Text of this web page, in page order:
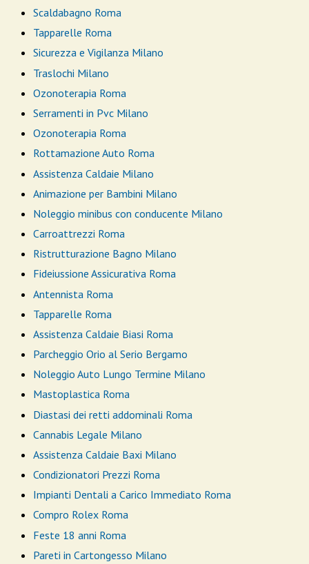
Scaldabagno Roma
Tapparelle Roma
Sicurezza e Vigilanza Milano
Traslochi Milano
Ozonoterapia Roma
Serramenti in Pvc Milano
Ozonoterapia Roma
Rottamazione Auto Roma
Assistenza Caldaie Milano
Animazione per Bambini Milano
Noleggio minibus con conducente Milano
Carroattrezzi Roma
Ristrutturazione Bagno Milano
Fideiussione Assicurativa Roma
Antennista Roma
Tapparelle Roma
Assistenza Caldaie Biasi Roma
Parcheggio Orio al Serio Bergamo
Noleggio Auto Lungo Termine Milano
Mastoplastica Roma
Diastasi dei retti addominali Roma
Cannabis Legale Milano
Assistenza Caldaie Baxi Milano
Condizionatori Prezzi Roma
Impianti Dentali a Carico Immediato Roma
Compro Rolex Roma
Feste 18 anni Roma
Pareti in Cartongesso Milano